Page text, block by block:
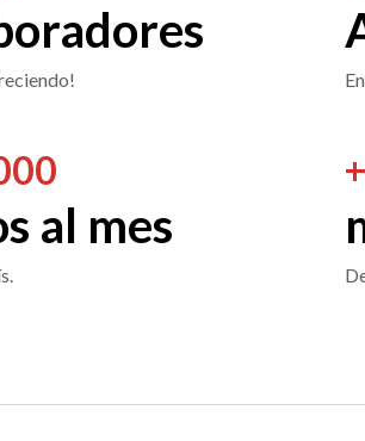
al mes
+